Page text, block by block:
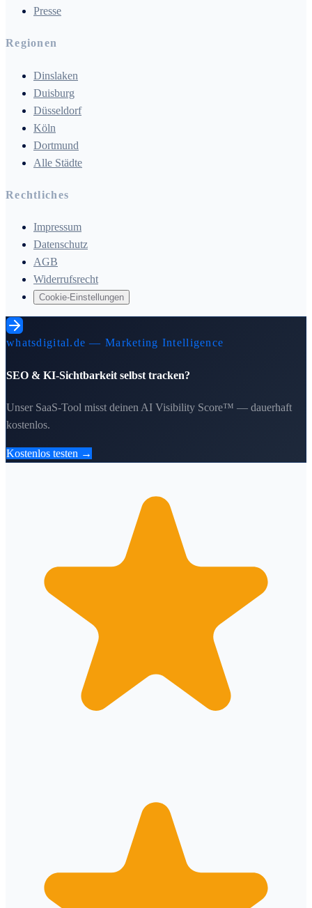
Presse
Regionen
Dinslaken
Duisburg
Düsseldorf
Köln
Dortmund
Alle Städte
Rechtliches
Impressum
Datenschutz
AGB
Widerrufsrecht
Cookie-Einstellungen
whatsdigital.de — Marketing Intelligence
SEO & KI-Sichtbarkeit selbst tracken?
Unser SaaS-Tool misst deinen AI Visibility Score™ — dauerhaft
kostenlos.
Kostenlos testen →